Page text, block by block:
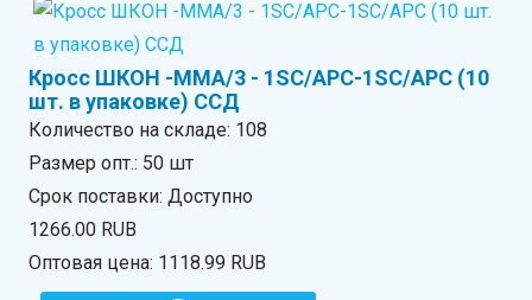
Кросс ШКОН -ММА/3 - 1SC/APC-1SC/APC (10
шт. в упаковке) ССД
Количество на складе: 108
Размер опт.: 50 шт
Срок поставки: Доступно
1266.00 RUB
Оптовая цена: 1118.99 RUB